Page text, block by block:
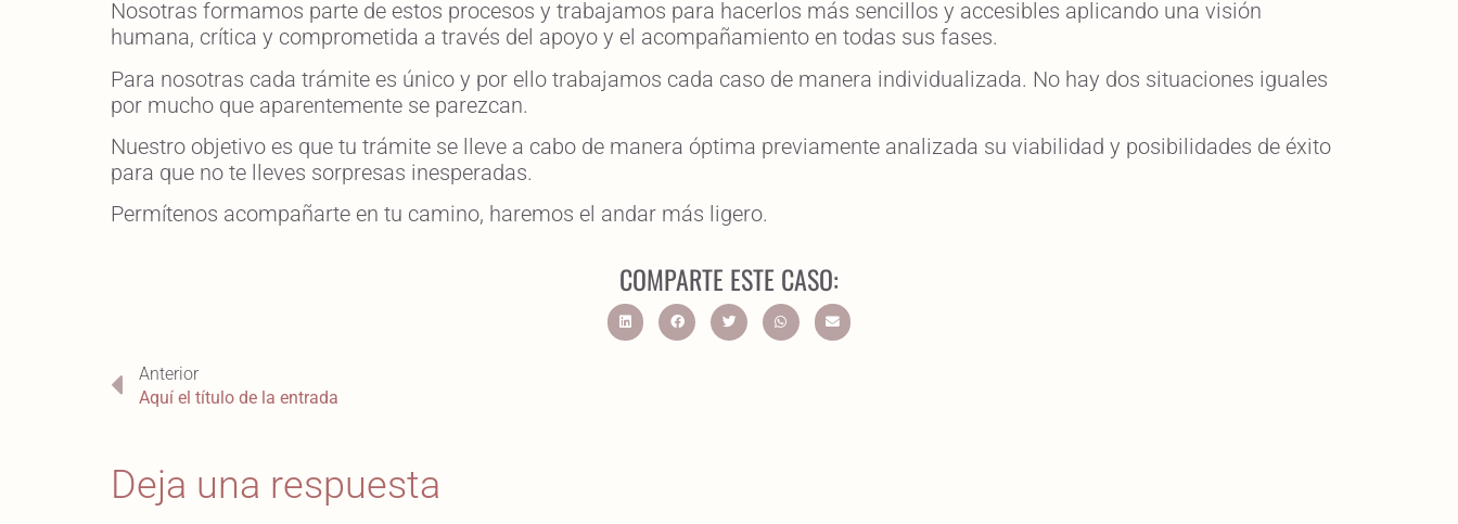
Nosotras formamos parte de estos procesos y trabajamos para hacerlos más sencillos y accesibles aplicando una visión
humana, crítica y comprometida a través del apoyo y el acompañamiento en todas sus fases.
Para nosotras cada trámite es único y por ello trabajamos cada caso de manera individualizada. No hay dos situaciones iguales
por mucho que aparentemente se parezcan.
Nuestro objetivo es que tu trámite se lleve a cabo de manera óptima previamente analizada su viabilidad y posibilidades de éxito
para que no te lleves sorpresas inesperadas.
Permítenos acompañarte en tu camino, haremos el andar más ligero.
COMPARTE ESTE CASO:
Anterior
Aquí el título de la entrada
Deja una respuesta